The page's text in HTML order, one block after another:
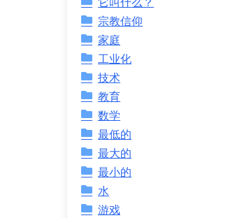
宗教信仰
家庭
工业化
技术
教育
数学
最低的
最大的
最小的
水
游戏